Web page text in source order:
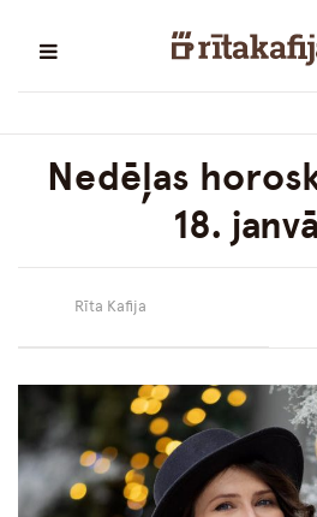
Nedēļas
18.
Rīta Kafija